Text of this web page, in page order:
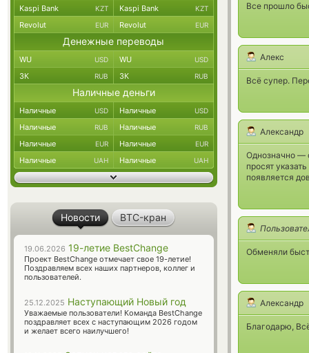
Все прошло
Алекс
Всё супер.
Александр
Однозначно —
просят
появляется
Обменяли
Александр
Благодарю,
Kaspi Bank KZT Kaspi Bank KZT
Revolut EUR Revolut EUR
Денежные переводы
WU USD WU USD
ЗК RUB ЗК RUB
Наличные деньги
Наличные USD Наличные USD
Наличные RUB Наличные RUB
Наличные EUR Наличные EUR
Наличные UAH Наличные UAH
Новости BTC-кран
19.06.2026 19-летие BestChange
Проект BestChange отмечает свое 19-летие!
Поздравляем всех наших партнеров, коллег и
пользователей.
25.12.2025 Наступающий Новый год
Уважаемые пользователи! Команда BestChange
поздравляет всех с наступающим 2026 годом
и желает всего наилучшего!